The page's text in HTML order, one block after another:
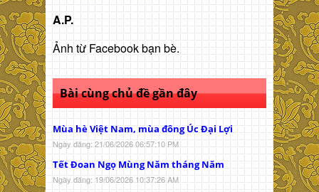
A.P.
Ảnh từ Facebook bạn bè.
Bài cùng chủ đề gần đây
Mùa hè Việt Nam, mùa đông Úc Đại Lợi
Ngày đăng: 21/06/2026 06:57:10 PM
Tết Đoan Ngọ Mùng Năm tháng Năm
Ngày đăng: 19/06/2026 10:37:26 AM